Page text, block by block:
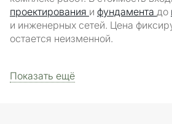
проектирования и фундамента до
и инженерных сетей. Цена
остается неизменной.
Показать ещё